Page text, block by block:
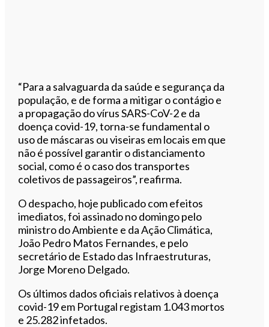
“Para a salvaguarda da saúde e segurança da
população, e de forma a mitigar o contágio e
a propagação do vírus SARS-CoV-2 e da
doença covid-19, torna-se fundamental o
uso de máscaras ou viseiras em locais em que
não é possível garantir o distanciamento
social, como é o caso dos transportes
coletivos de passageiros”, reafirma.
O despacho, hoje publicado com efeitos
imediatos, foi assinado no domingo pelo
ministro do Ambiente e da Ação Climática,
João Pedro Matos Fernandes, e pelo
secretário de Estado das Infraestruturas,
Jorge Moreno Delgado.
Os últimos dados oficiais relativos à doença
covid-19 em Portugal registam 1.043 mortos
e 25.282 infetados.